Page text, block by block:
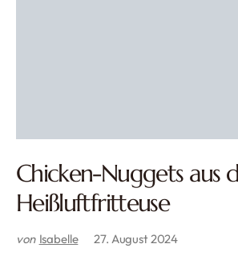
Chicken-Nuggets aus
Heißluftfritteuse
von Isabelle 27. August 2024